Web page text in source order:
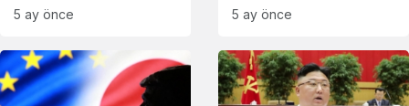
Alanına Döndü
5 ay önce
Operasyonunda
Verdik
5 ay önce